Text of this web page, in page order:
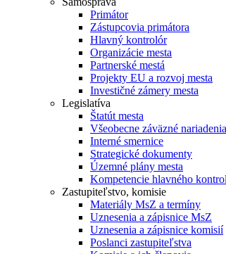
Primátor
Zástupcovia primátora
Hlavný kontrolór
Organizácie mesta
Partnerské mestá
Projekty EU a rozvoj mesta
Investičné zámery mesta
Legislatíva
Štatút mesta
Všeobecne záväzné nariadenia
Interné smernice
Strategické dokumenty
Územné plány mesta
Kompetencie hlavného
Zastupiteľstvo, komisie
Materiály MsZ a termíny
Uznesenia a zápisnice MsZ
Uznesenia a zápisnice komisií
Poslanci zastupiteľstva